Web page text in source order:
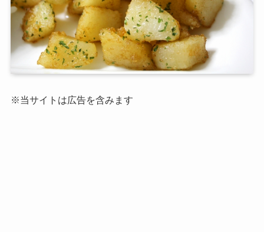
※当サイトは広告を含みます